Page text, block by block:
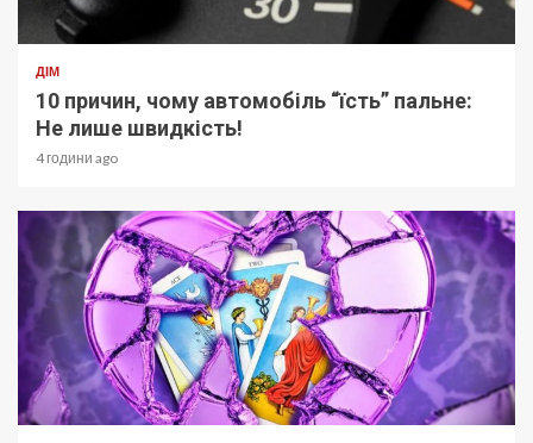
ДІМ
10 причин, чому автомобіль “їсть” пальне:
Не лише швидкість!
4 години ago